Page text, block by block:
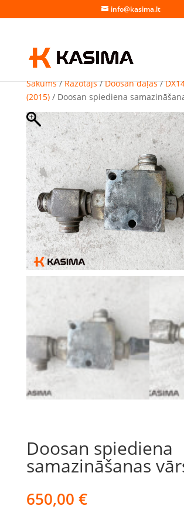
info@kasima.lt
Sākums/Ražotājs/Doosan daļas/
(2015)/ Doosan spiediena
Doosan spiediena
samazināšanas
650,00 €